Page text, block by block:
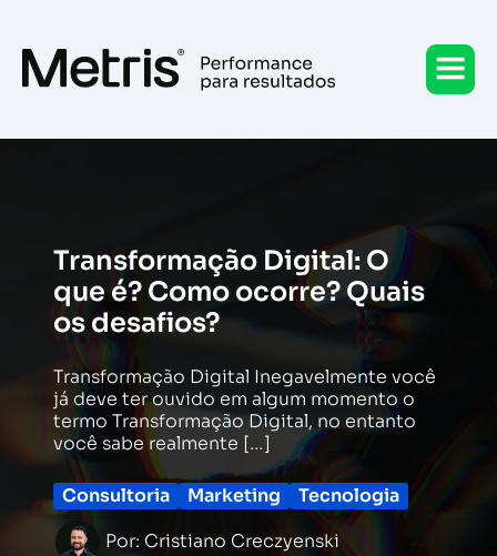
conteúdo
Transformação Digital: O
que é? Como ocorre? Quais
os desafios?
Transformação Digital Inegavelmente você
já deve ter ouvido em algum momento o
termo Transformação Digital, no entanto
você sabe realmente […]
Consultoria Marketing
Tecnologia
Por: Cristiano Creczyenski